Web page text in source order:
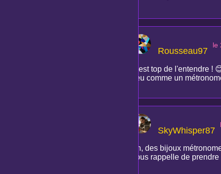
Rousseau97
le
C'est top de l'entendre !
peu comme un
SkyWhisper87
Ah, des bijoux
nous rappelle de